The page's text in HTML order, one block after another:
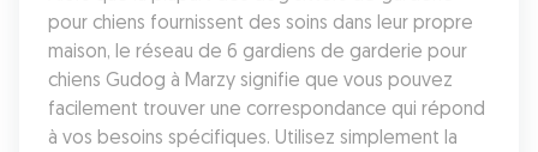
pour chiens fournissent des soins dans leur propre
maison, le réseau de 6 gardiens de garderie pour
chiens Gudog à Marzy signifie que vous pouvez
facilement trouver une correspondance qui répond
à vos besoins spécifiques. Utilisez simplement la